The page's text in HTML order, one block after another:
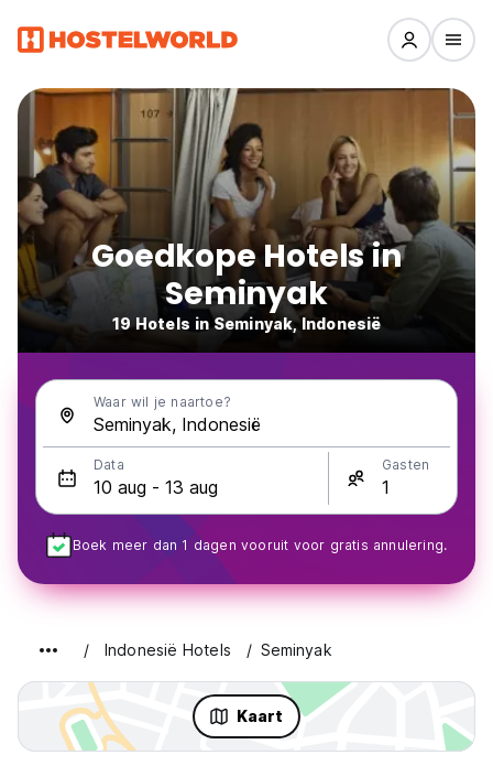
Goedkope Hotels in
Seminyak
19 Hotels in Seminyak, Indonesië
Waar wil je naartoe?
Data Gasten
Boek meer dan 1 dagen vooruit voor gratis annulering.
Indonesië Hotels Seminyak
Kaart